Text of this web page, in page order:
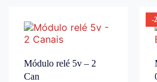
Módulo relé 5v – 2
Can
-